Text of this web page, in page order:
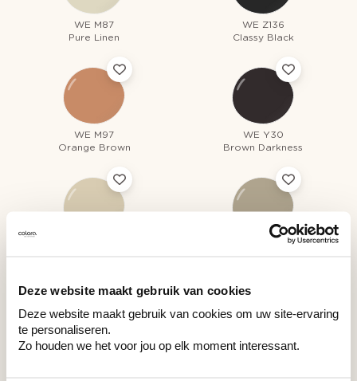
Deze website maakt gebruik van cookies
Deze website maakt gebruik van cookies om uw site-ervaring
te personaliseren.
Zo houden we het voor jou op elk moment interessant.
WE M87
Pure Linen
WE Z136
Classy Black
WE M97
Orange Brown
WE Y30
Brown Darkness
Couleurs récemment consultées